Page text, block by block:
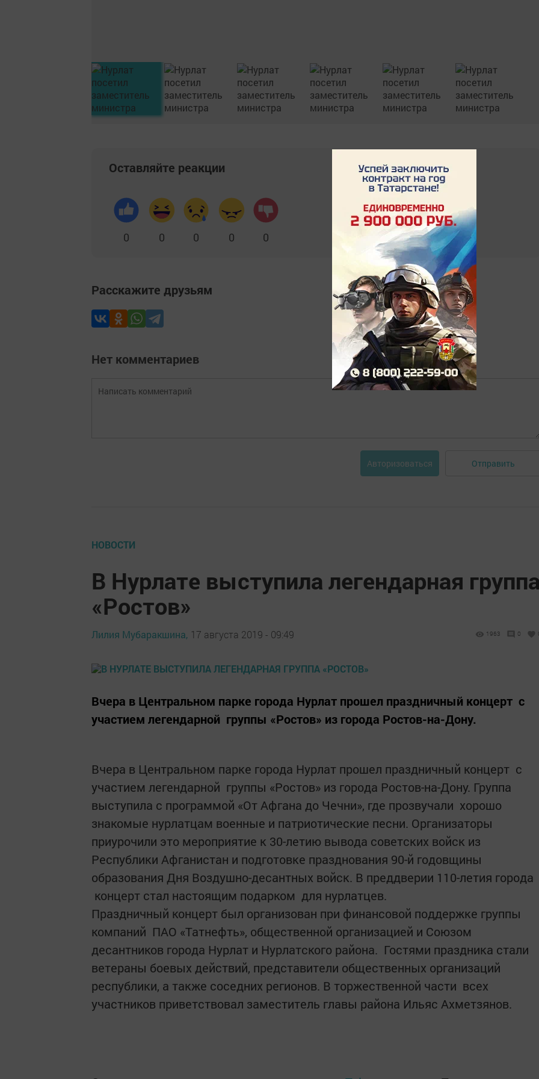
Оставляйте реакции
0 0 0 0 0
Расскажите друзьям
Нет комментариев
Авторизоваться Отправить
НОВОСТИ
В Нурлате выступила легендарная
«Ростов»
Лилия Мубаракшина, 17 августа 2019 - 09:49 1963 0
Вчера в Центральном парке города Нурлат прошел праздничный концерт с
участием легендарной группы «Ростов» из города Ростов-на-Дону.
Вчера в Центральном парке города Нурлат прошел праздничный концерт с
участием легендарной группы «Ростов» из города Ростов-на-Дону. Группа
выступила с программой «От Афгана до Чечни», где прозвучали хорошо
знакомые нурлатцам военные и патриотические песни. Организаторы
приурочили это мероприятие к 30-летию вывода советских войск из
Республики Афганистан и подготовке празднования 90-й годовщины
образования Дня Воздушно-десантных войск. В преддверии 110-летия города
концерт стал настоящим подарком для нурлатцев.
Праздничный концерт был организован при финансовой поддержке группы
компаний ПАО «Татнефть», общественной организацией и Союзом
десантников города Нурлат и Нурлатского района. Гостями праздника стали
ветераны боевых действий, представители общественных организаций
республики, а также соседних регионов. В торжественной части всех
участников приветствовал заместитель главы района Ильяс Ахметзянов.